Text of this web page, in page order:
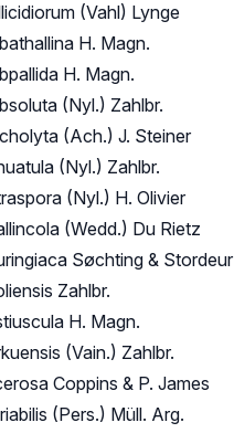
(Vahl) Lynge
H. Magn.
H. Magn.
(Nyl.) Zahlbr.
(Ach.) J. Steiner
(Nyl.) Zahlbr.
(Nyl.) H. Olivier
(Wedd.) Du Rietz
Søchting & Stordeur
Zahlbr.
H. Magn.
(Vain.) Zahlbr.
Coppins & P. James
(Pers.) Müll. Arg.